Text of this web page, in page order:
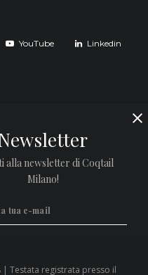
YouTube Linkedin
alla newsletter di Coqtail
Milano!
| Testata registrata presso il